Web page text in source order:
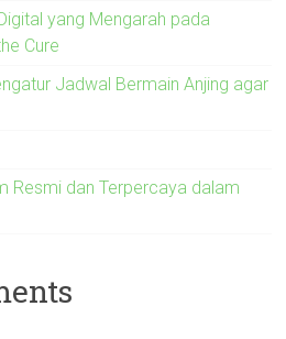
yang Mengarah pada
Cure
Jadwal Bermain Anjing agar
Resmi dan Terpercaya dalam